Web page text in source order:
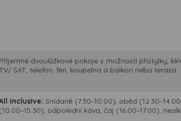
dvoulůžkové pokoje s možností přistýlky,
SAT, telefon, fén, koupelna a balkon nebo terasa.
inclusive: Snídaně (7.30–10.00), oběd
odpolední káva, čaj (16.00–17.00),